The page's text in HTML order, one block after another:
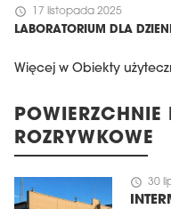
schedule 17 listopada 2025
LABORATORIUM DLA
Więcej w Obiekty
POWIERZCHNIE
ROZRYWKOWE
schedule 30